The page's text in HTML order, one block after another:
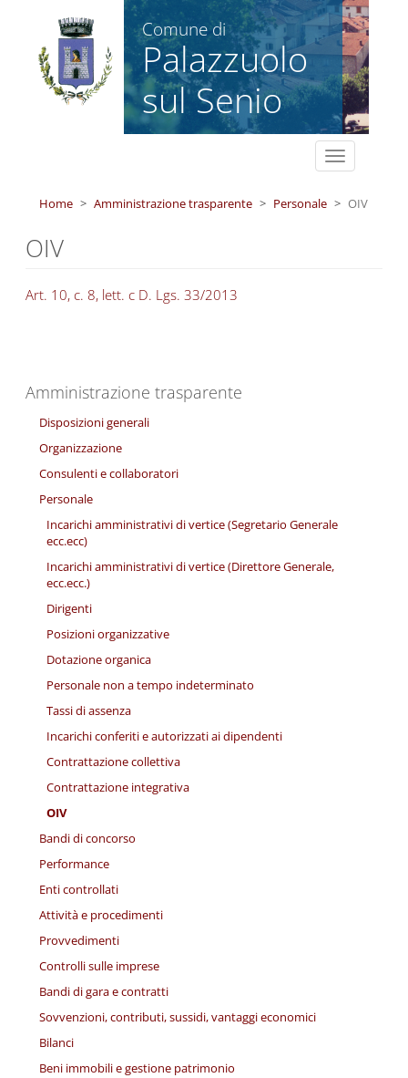
Salta al contenuto principale
Comune di
Palazzuolo
sul Senio
Toggle
navigation
Home
Amministrazione trasparente Personale OIV
OIV
Art. 10, c. 8, lett. c D. Lgs. 33/2013
Amministrazione trasparente
Disposizioni generali
Organizzazione
Consulenti e collaboratori
Personale
Incarichi amministrativi di vertice (Segretario Generale
ecc.ecc)
Incarichi amministrativi di vertice (Direttore Generale,
ecc.ecc.)
Dirigenti
Posizioni organizzative
Dotazione organica
Personale non a tempo indeterminato
Tassi di assenza
Incarichi conferiti e autorizzati ai dipendenti
Contrattazione collettiva
Contrattazione integrativa
OIV
Bandi di concorso
Performance
Enti controllati
Attività e procedimenti
Provvedimenti
Controlli sulle imprese
Bandi di gara e contratti
Sovvenzioni, contributi, sussidi, vantaggi economici
Bilanci
Beni immobili e gestione patrimonio